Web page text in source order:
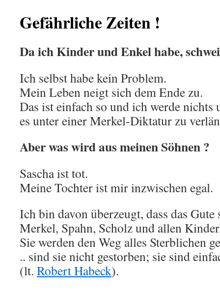
Gefährliche Zeiten !
Da ich Kinder und Enkel habe,
Ich selbst habe kein Problem.
Mein Leben neigt sich dem Ende zu.
Das ist einfach so und ich werde nichts
es unter einer Merkel-Diktatur zu
Aber was wird aus meinen Söhnen ?
Sascha ist tot.
Meine Tochter ist mir inzwischen egal.
Ich bin davon überzeugt, dass das
Merkel, Spahn, Scholz und allen
Sie werden den Weg alles Sterblichen
.. sind sie nicht gestorben; sie sind
(lt. Robert Habeck).